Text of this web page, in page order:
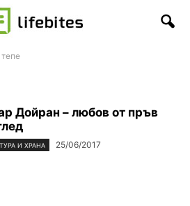
Дойран – любов от пръв
И ХРАНА 25/06/2017